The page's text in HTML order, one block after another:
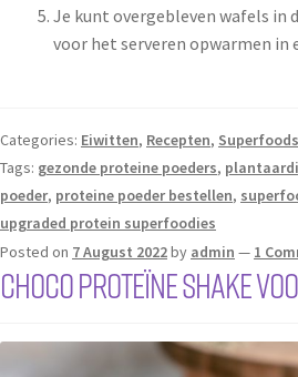
Je kunt overgebleven wafels in
voor het serveren opwarmen in
Categories: Eiwitten, Recepten, Superfoods
Tags: gezonde proteine poeders,
poeder, proteine poeder bestellen,
upgraded protein superfoodies
Posted on 7 August 2022by admin — 1
Choco proteïne shake